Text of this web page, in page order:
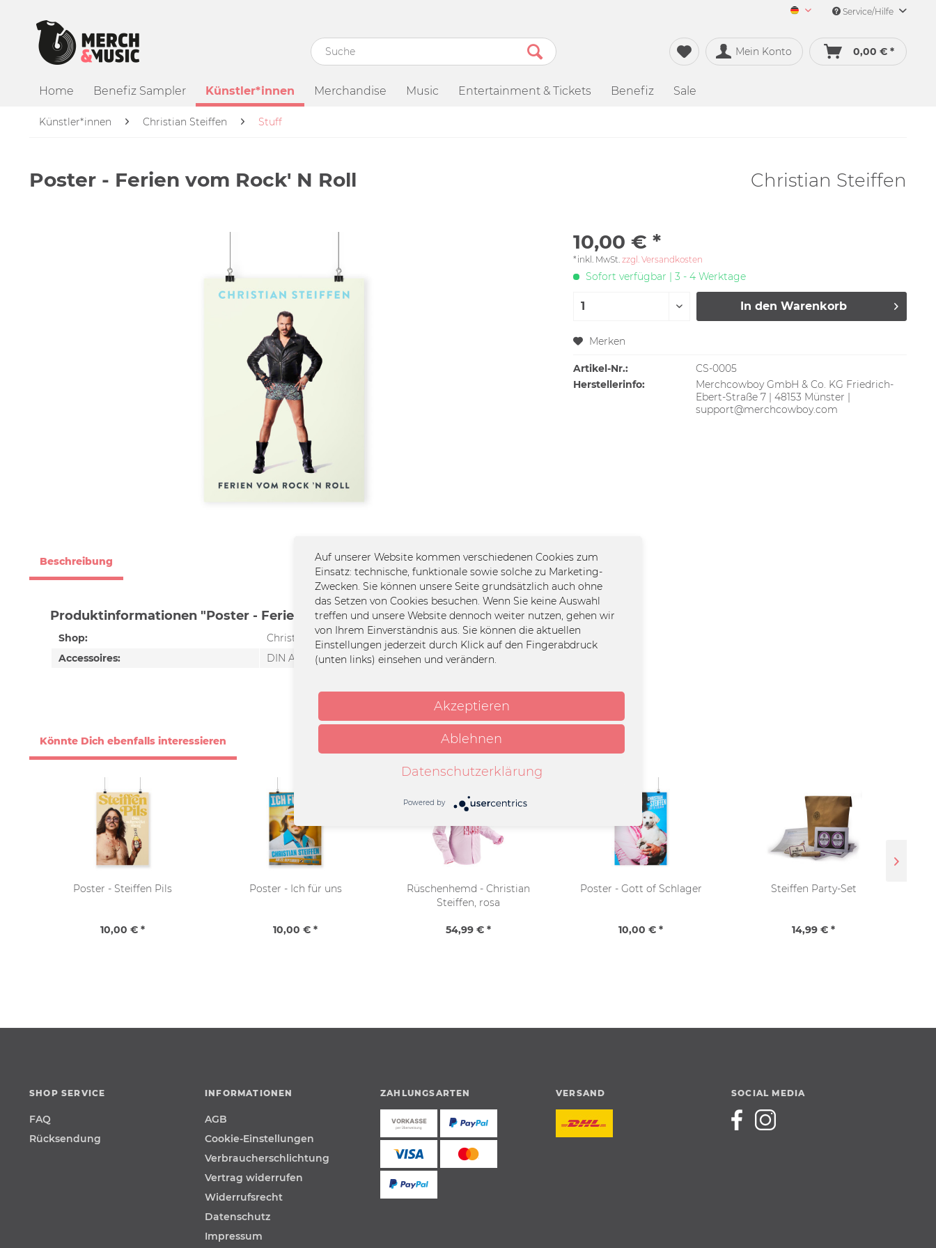
Merch&Music Deutsch
Service/Hilfe
Mein Konto 0,00 € *
Home Benefiz Sampler Künstler*innen Merchandise Music Entertainment & Tickets Benefiz Sale
Künstler*innen Christian Steiffen Stuff
Poster - Ferien vom Rock' N Roll Christian Steiffen
10,00 € *
*inkl. MwSt.zzgl. Versandkosten
Sofort verfügbar | 3 - 4 Werktage
In den Warenkorb
Merken
Artikel-Nr.:
CS-0005
Herstellerinfo:
Merchcowboy GmbH & Co. KG Friedrich-
Ebert-Straße 7 | 48153 Münster |
support@merchcowboy.com
Beschreibung
Produktinformationen "Poster - Ferien vom Rock' N Roll"
Shop:
Christian Steiffen
Accessoires:
DIN A1, Poster
Könnte Dich ebenfalls interessieren
Poster - Steiffen Pils
10,00 € *
Poster - Ich für uns
10,00 € *
Rüschenhemd - Christian
Steiffen, rosa
54,99 € *
Poster - Gott of Schlager
10,00 € *
Steiffen Party-Set
14,99 € *
SHOP SERVICE
FAQ
Rücksendung
INFORMATIONEN
AGB
Cookie-Einstellungen
Verbraucherschlichtung
Vertrag widerrufen
Widerrufsrecht
Datenschutz
Impressum
ZAHLUNGSARTEN VERSAND SOCIAL MEDIA
Auf unserer Website kommen verschiedenen Cookies zum
Einsatz: technische, funktionale sowie solche zu Marketing-
Zwecken. Sie können unsere Seite grundsätzlich auch ohne
das Setzen von Cookies besuchen. Wenn Sie keine Auswahl
treffen und unsere Website dennoch weiter nutzen, gehen wir
von Ihrem Einverständnis aus. Sie können die aktuellen
Einstellungen jederzeit durch Klick auf den Fingerabdruck
(unten links) einsehen und verändern.
Akzeptieren
Ablehnen
Datenschutzerklärung
Powered by